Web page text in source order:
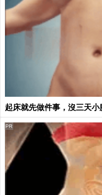
起床就先做件事，沒三天小
PR